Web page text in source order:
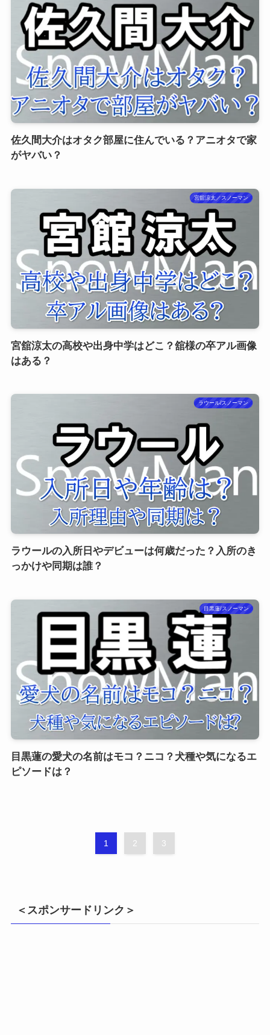
佐久間大介はオタク部屋に住んでいる？アニオタで家
がヤバい？
宮舘涼太／スノーマン
宮舘涼太の高校や出身中学はどこ？舘様の卒アル画像
はある？
ラウール/スノーマン
ラウールの入所日やデビューは何歳だった？入所のき
っかけや同期は誰？
目黒蓮/スノーマン
目黒蓮の愛犬の名前はモコ？ニコ？犬種や気になるエ
ピソードは？
1 2 3
＜スポンサードリンク＞